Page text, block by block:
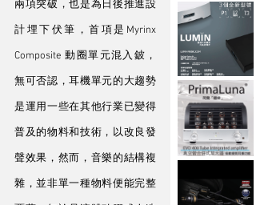
兩項突破，也是為日後推進設
計埋下伏筆，首項是Myrinx
Composite 動圈單元混入鈹，
無可否認，耳機單元的大趨勢
是運用一些在其他行業已變得
普及的物料和技術，以改良發
聲效果，然而，音樂的結構複
雜，並非單一種物料便能完整